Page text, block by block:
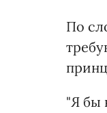
По
"Я бы